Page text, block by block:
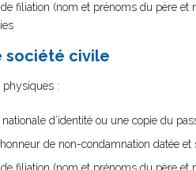
filiation (nom et prénoms du père
société civile
physiques :
d’identité ou une copie du
de non-condamnation datée et